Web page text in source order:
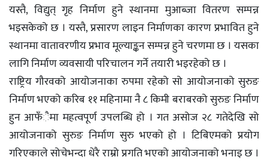
यस्तै, विद्युत् गृह निर्माण हुने स्थानमा मुआब्जा वितरण सम्पन्न
भइसकेको छ । यस्तै, प्रसारण लाइन निर्माणका कारण प्रभावित हुने
स्थानमा वातावरणीय प्रभाव मूल्याङ्कन सम्पन्न हुने चरणमा छ । यसका
लागि निर्माण व्यवसायी परिचालन गर्ने तयारी भइरहेको छ ।
राष्ट्रिय गौरवको आयोजनाका रुपमा रहेको सो आयोजनाको सुरुङ
निर्माण भएको करिब ११ महिनामा नै ८ किमी बराबरको सुरुङ निर्माण
हुन आफँैमा महत्वपूर्ण उपलब्धि हो । गत असोज २८ गतेदेखि सो
आयोजनाको सुरुङ निर्माण सुरु भएको हो । टिबिएमको प्रयोग
गरिएकाले सोचेभन्दा धेरै राम्रो प्रगति भएको आयोजनाको भनाइ छ ।